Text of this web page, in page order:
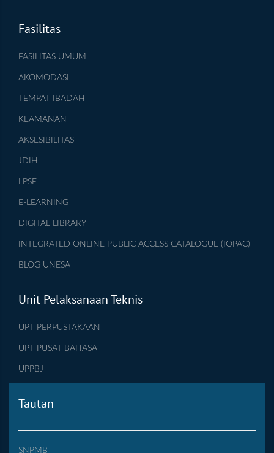
Fasilitas
FASILITAS UMUM
AKOMODASI
TEMPAT IBADAH
KEAMANAN
AKSESIBILITAS
JDIH
LPSE
E-LEARNING
DIGITAL LIBRARY
INTEGRATED ONLINE PUBLIC ACCESS CATALOGUE (IOPAC)
BLOG UNESA
Unit Pelaksanaan Teknis
UPT PERPUSTAKAAN
UPT PUSAT BAHASA
UPPBJ
Tautan
SNPMB